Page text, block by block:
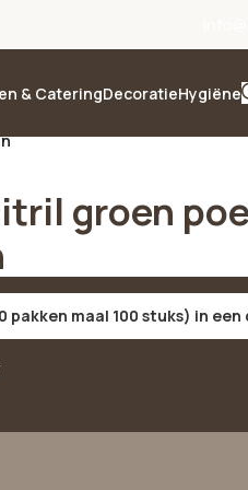
& CateringDecoratieHygiëne
groen
pakken maal 100 stuks) in een